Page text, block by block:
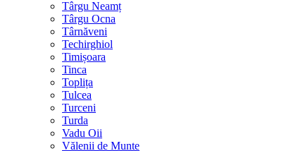
Târgu Neamț
Târgu Ocna
Târnăveni
Techirghiol
Timișoara
Tinca
Toplița
Tulcea
Turceni
Turda
Vadu Oii
Vălenii de Munte